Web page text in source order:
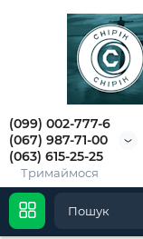
(099) 002-777-6
(067) 987-71-00
(063) 615-25-25
Тримаймося